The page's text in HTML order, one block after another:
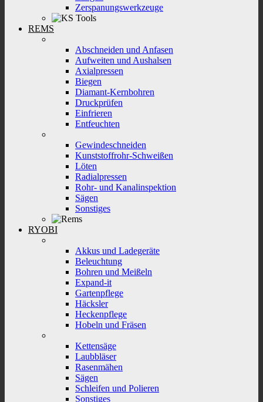
Zerspanungswerkzeuge
REMS
Abschneiden und Anfasen
Aufweiten und Aushalsen
Axialpressen
Biegen
Diamant-Kernbohren
Druckprüfen
Einfrieren
Entfeuchten
Gewindeschneiden
Kunststoffrohr-Schweißen
Löten
Radialpressen
Rohr- und Kanalinspektion
Sägen
Sonstiges
RYOBI
Akkus und Ladegeräte
Beleuchtung
Bohren und Meißeln
Expand-it
Gartenpflege
Häcksler
Heckenpflege
Hobeln und Fräsen
Kettensäge
Laubbläser
Rasenmähen
Sägen
Schleifen und Polieren
Sonstiges